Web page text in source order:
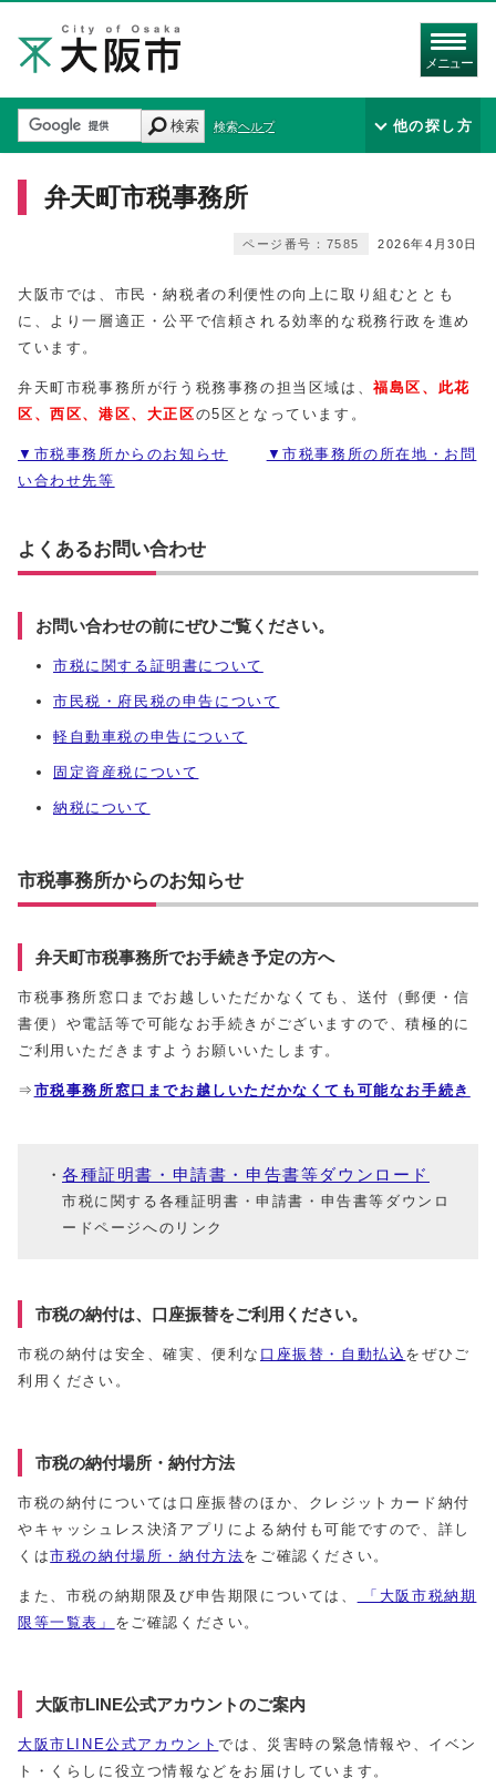
メニュー
検索 検索ヘルプ 他の探し方
弁天町市税事務所
2026年4月30日
ページ番号：7585
大阪市では、市民・納税者の利便性の向上に取り組むととも
に、より一層適正・公平で信頼される効率的な税務行政を進め
ています。
弁天町市税事務所が行う税務事務の担当区域は、福島区、此花
区、西区、港区、大正区の5区となっています。
▼市税事務所からのお知らせ
▼市税事務所の所在地・お問
い合わせ先等
よくあるお問い合わせ
お問い合わせの前にぜひご覧ください。
市税に関する証明書について
市民税・府民税の申告について
軽自動車税の申告について
固定資産税について
納税について
市税事務所からのお知らせ
弁天町市税事務所でお手続き予定の方へ
市税事務所窓口までお越しいただかなくても、送付（郵便・信
書便）や電話等で可能なお手続きがございますので、積極的に
ご利用いただきますようお願いいたします。
⇒ 市税事務所窓口までお越しいただかなくても可能なお手続き
各種証明書・申請書・申告書等ダウンロード
市税に関する各種証明書・申請書・申告書等ダウンロ
ードページへのリンク
市税の納付は、口座振替をご利用ください。
市税の納付は安全、確実、便利な 口座振替・自動払込 をぜひご
利用ください。
市税の納付場所・納付方法
市税の納付については口座振替のほか、クレジットカード納付
やキャッシュレス決済アプリによる納付も可能ですので、詳し
くは市税の納付場所・納付方法をご確認ください。
また、市税の納期限及び申告期限については、
「大阪市税納期
限等一覧表」 をご確認ください。
大阪市LINE公式アカウントのご案内
大阪市LINE公式アカウントでは、災害時の緊急情報や、イベン
ト・くらしに役立つ情報などをお届けしています。